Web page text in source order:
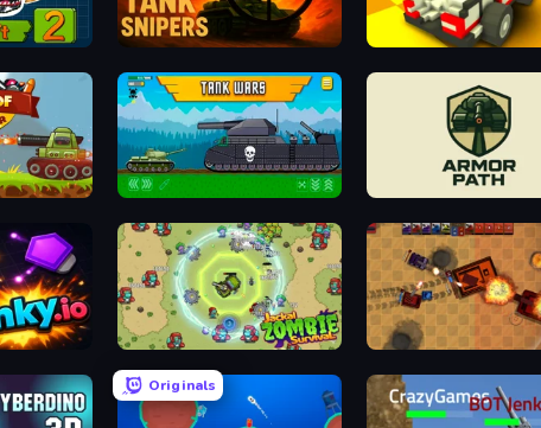
Tank Snipers Blocky Demolition Derby
Tanks 2D: Tank Wars
Jackal Zombie Survival Tanko.io
Originals